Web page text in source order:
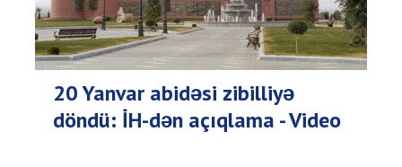
20 Yanvar abidəsi zibilliyə
döndü: İH-dən açıqlama - Video